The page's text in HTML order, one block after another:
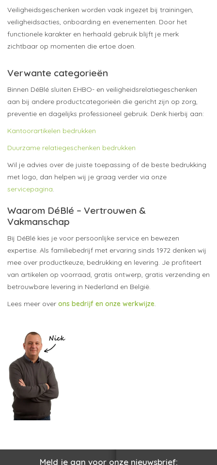
Veiligheidsgeschenken worden vaak ingezet bij trainingen,
veiligheidsacties, onboarding en evenementen. Door het
functionele karakter en herhaald gebruik blijft je merk
zichtbaar op momenten die ertoe doen.
Verwante categorieën
Binnen DéBlé sluiten EHBO- en veiligheidsrelatiegeschenken
aan bij andere productcategorieën die gericht zijn op zorg,
preventie en dagelijks professioneel gebruik. Denk hierbij aan:
Kantoorartikelen bedrukken
Duurzame relatiegeschenken bedrukken
Wil je advies over de juiste toepassing of de beste bedrukking
met logo, dan helpen wij je graag verder via onze
servicepagina.
Waarom DéBlé – Vertrouwen &
Vakmanschap
Bij DéBlé kies je voor persoonlijke service en bewezen
expertise. Als familiebedrijf met ervaring sinds 1972 denken wij
mee over productkeuze, bedrukking en levering. Je profiteert
van artikelen op voorraad, gratis ontwerp, gratis verzending en
betrouwbare levering in Nederland en België.
Lees meer over ons bedrijf en onze werkwijze
Meld je aan voor onze nieuwsbrief: